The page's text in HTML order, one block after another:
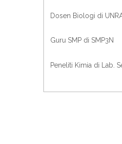
Dosen Biologi di
Guru SMP di SMP3N
Peneliti Kimia di Lab.